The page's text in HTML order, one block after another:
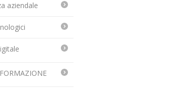
aziendale